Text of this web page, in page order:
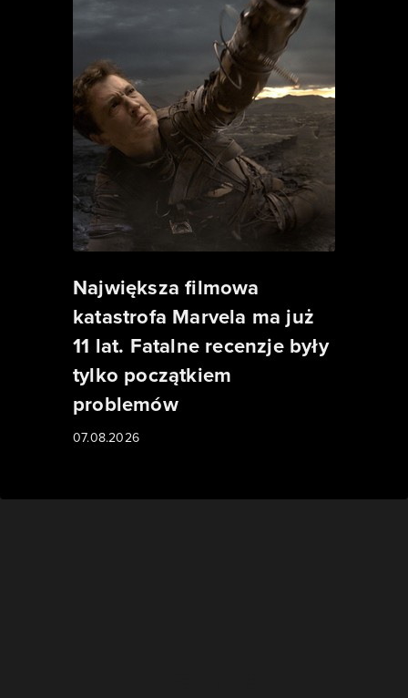
Największa filmowa
katastrofa Marvela ma już
11 lat. Fatalne recenzje były
tylko początkiem
problemów
07.08.2026